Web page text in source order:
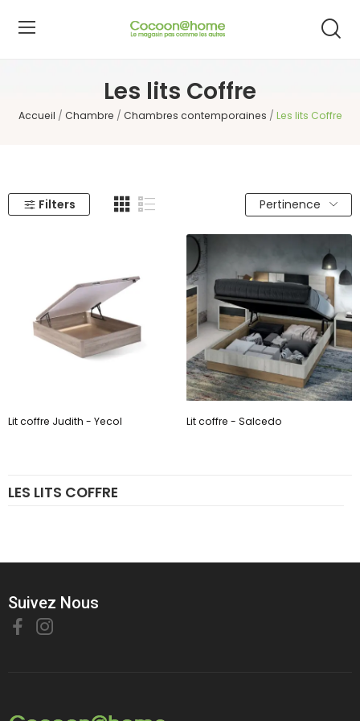
Les lits Coffre
Accueil Chambre Chambres contemporaines Les lits Coffre
LES LITS COFFRE
Filters Pertinence
Lit coffre Judith - Yecol Lit coffre - Salcedo
Suivez Nous